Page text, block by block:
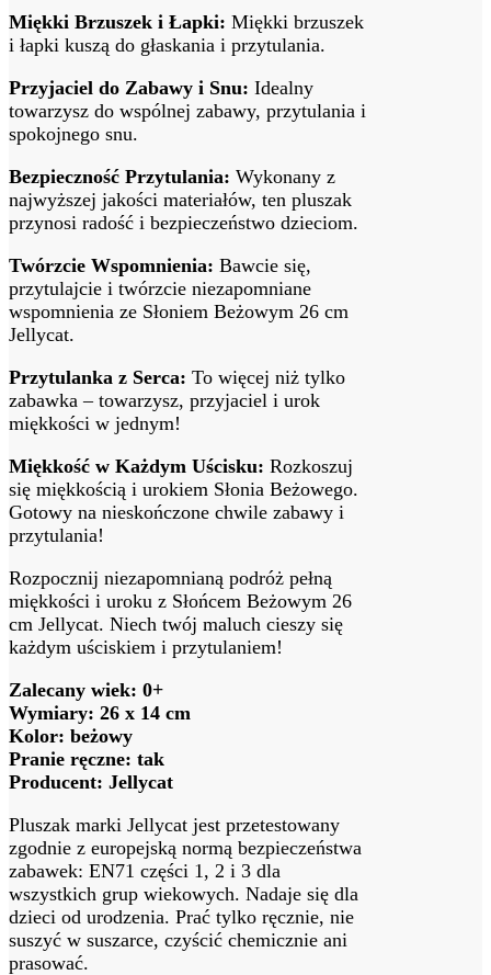
Miękki Brzuszek i Łapki: Miękki brzuszek
i łapki kuszą do głaskania i przytulania.
Przyjaciel do Zabawy i Snu: Idealny
towarzysz do wspólnej zabawy, przytulania i
spokojnego snu.
Bezpieczność Przytulania: Wykonany z
najwyższej jakości materiałów, ten pluszak
przynosi radość i bezpieczeństwo dzieciom.
Twórzcie Wspomnienia: Bawcie się,
przytulajcie i twórzcie niezapomniane
wspomnienia ze Słoniem Beżowym 26 cm
Jellycat.
Przytulanka z Serca: To więcej niż tylko
zabawka – towarzysz, przyjaciel i urok
miękkości w jednym!
Miękkość w Każdym Uścisku: Rozkoszuj
się miękkością i urokiem Słonia Beżowego.
Gotowy na nieskończone chwile zabawy i
przytulania!
Rozpocznij niezapomnianą podróż pełną
miękkości i uroku z Słońcem Beżowym 26
cm Jellycat. Niech twój maluch cieszy się
każdym uściskiem i przytulaniem!
Zalecany wiek: 0+
Wymiary: 26 x 14 cm
Kolor: beżowy
Pranie ręczne: tak
Producent: Jellycat
Pluszak marki Jellycat jest przetestowany
zgodnie z europejską normą bezpieczeństwa
zabawek: EN71 części 1, 2 i 3 dla
wszystkich grup wiekowych. Nadaje się dla
dzieci od urodzenia. Prać tylko ręcznie, nie
suszyć w suszarce, czyścić chemicznie ani
prasować.